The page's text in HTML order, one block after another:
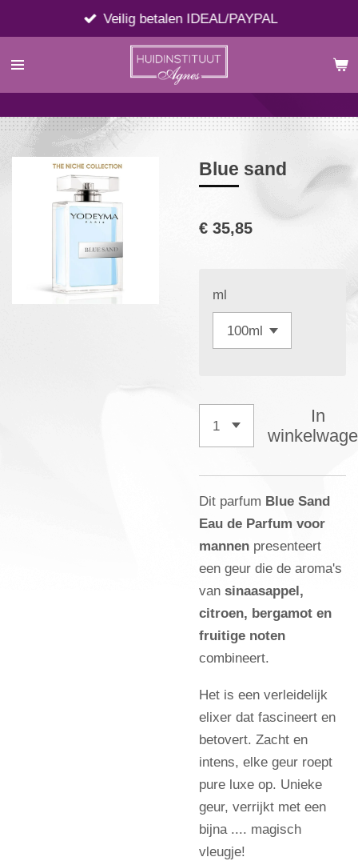
direct
naar
Veilig betalen IDEAL/PAYPAL
Blue sand
€ 35,85
ml
In
Dit parfum Blue Sand
Eau de Parfum voor
mannen presenteert
een geur die de aroma's
van sinaasappel,
citroen, bergamot en
fruitige noten
combineert.
Het is een verleidelijk
elixer dat fascineert en
betovert. Zacht en
intens, elke geur roept
pure luxe op. Unieke
geur, verrijkt met een
bijna .... magisch
vleugje!